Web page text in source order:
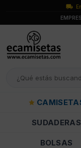
SUDADERAS
BOLSAS